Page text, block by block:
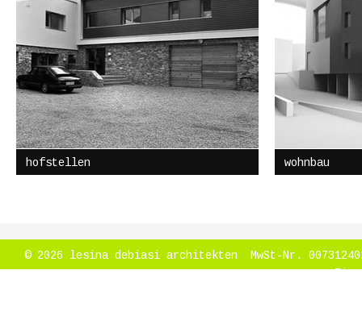
hofstellen wohnbau
© 2026 lesina debiasi architekten MwSt-Nr.